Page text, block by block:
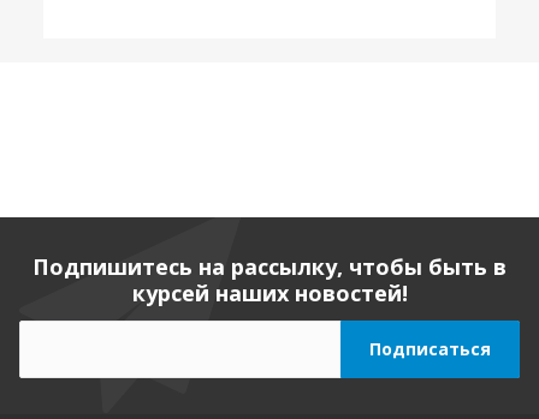
Подпишитесь на рассылку, чтобы быть в
курсей наших новостей!